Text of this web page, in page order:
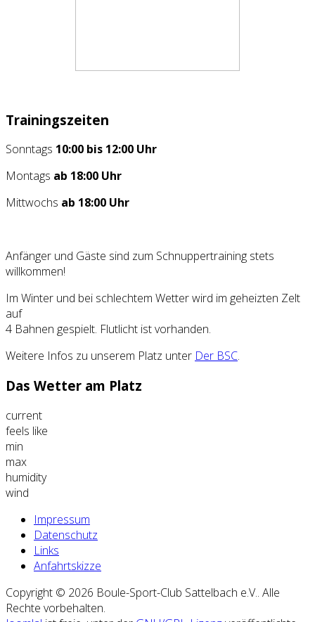
Trainingszeiten
Sonntags 10:00 bis 12:00 Uhr
Montags ab 18:00 Uhr
Mittwochs ab 18:00 Uhr
Anfänger und Gäste sind zum Schnuppertraining stets
willkommen!
Im Winter und bei schlechtem Wetter wird im geheizten Zelt
auf
4 Bahnen gespielt. Flutlicht ist vorhanden.
Weitere Infos zu unserem Platz unter Der BSC.
Das Wetter am Platz
current
feels like
min
max
humidity
wind
Impressum
Datenschutz
Links
Anfahrtskizze
Copyright © 2026 Boule-Sport-Club Sattelbach e.V.. Alle
Rechte vorbehalten.